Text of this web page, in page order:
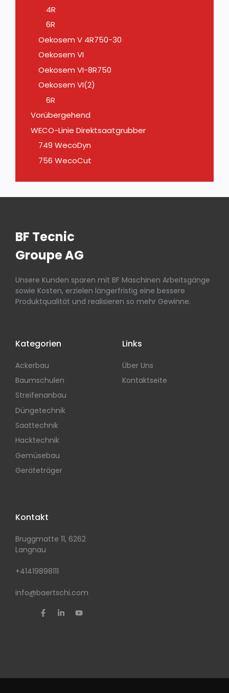
4R
6R
Oekosem V 4R750-30
Oekosem VI
Oekosem VI-8R750
Oekosem VI(2)
6R
Vorübergehend
WECO-Linie Direktsaatgrubber
749 WecoDyn
756 WecoCut
BF Tecnic
Groupe AG
Unsere Kunden sparen mit BF Maschinen Arbeitsgänge
sowie Kosten, erzielen längerfristig eine bessere
Produktqualität und realisieren so mehr Gewinne.
Kategorien
Ackerbau
Baumschulen
Streifenanbau
Düngetechnik
Saattechnik
Hacktechnik
Gemüsebau
Geräteträger
Links
Über Uns
Kontaktseite
Kontakt
Bruggmatte 11, 6262
Langnau
+41419898111
info@baertschi.com